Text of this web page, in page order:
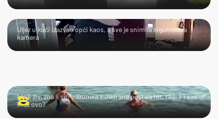
JAO...
Uljez u kući izazvao opći kaos, a sve je snimila sigurnosna
kamera
LOL
"Je li živ, zna li se?": Snimka s Jadrana postala hit, radi li i vaš
muž ovo?